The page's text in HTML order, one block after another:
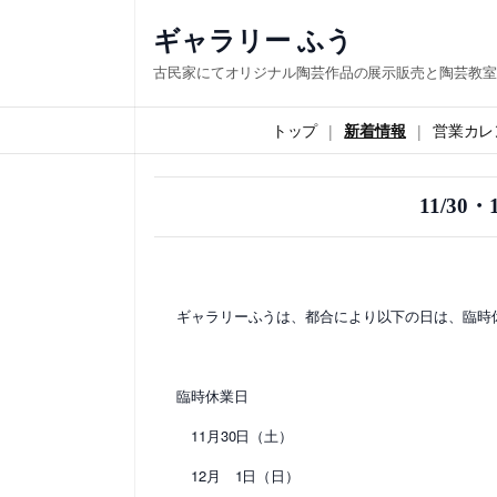
ス
キ
ギャラリー ふう
古民家にてオリジナル陶芸作品の展示販売と陶芸教
トップ 新着情報 営業カ
11/30
ギャラリーふうは、都合により以下の日は、臨
臨時休業日
11月30日（土）
12月 1日（日）